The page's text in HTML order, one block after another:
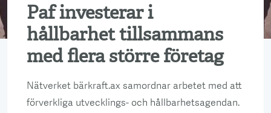
Paf investerar i
hållbarhet tillsammans
med flera större företag
Nätverket bärkraft.ax samordnar arbetet med att
förverkliga utvecklings- och hållbarhetsagendan.